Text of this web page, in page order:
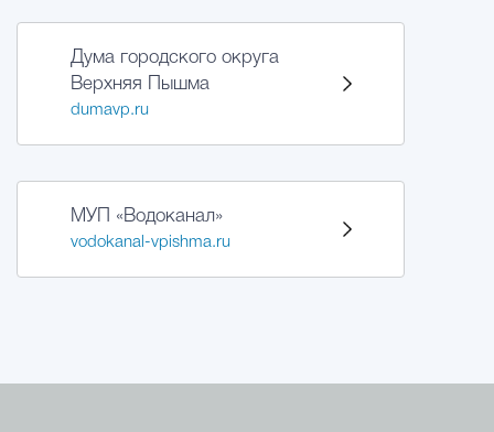
Избирательная
Дума городского округа
Верхняя Пышма
dumavp.ru
МУП «Водоканал»
vodokanal-vpishma.ru